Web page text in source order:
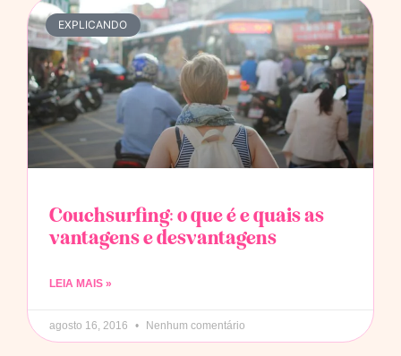
EXPLICANDO
Couchsurfing: o que é e quais as
vantagens e desvantagens
LEIA MAIS »
agosto 16, 2016 Nenhum comentário